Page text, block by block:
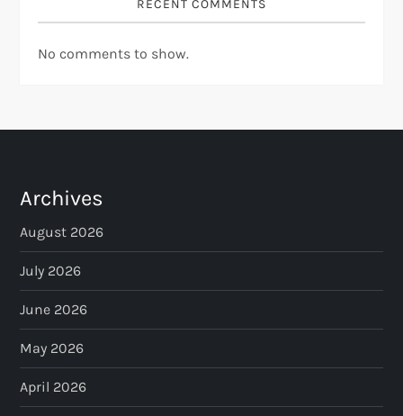
RECENT COMMENTS
No comments to show.
Archives
August 2026
July 2026
June 2026
May 2026
April 2026